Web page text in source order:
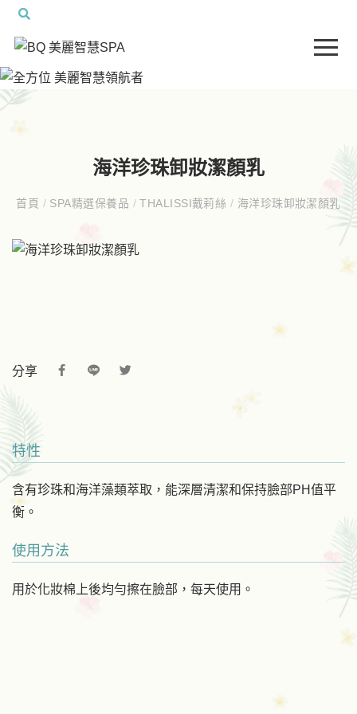
海洋珍珠卸妝潔顏乳
首頁 / SPA精選保養品 /THALISSI戴莉絲 / 海洋珍珠卸妝潔顏乳
分享
特性
含有珍珠和海洋藻類萃取，能深層清潔和保持臉部PH值平
衡。
使用方法
用於化妝棉上後均勻擦在臉部，每天使用。